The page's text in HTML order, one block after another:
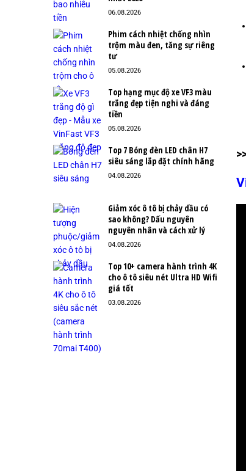
06.08.2026
Phim cách nhiệt chống nhìn
trộm màu đen, tăng sự riêng
tư
05.08.2026
Top hạng mục độ xe VF3 màu
trắng đẹp tiện nghi và đáng
tiền
05.08.2026
Top 7 Bóng đèn LED chân H7
siêu sáng lắp đặt chính hãng
04.08.2026
Giảm xóc ô tô bị chảy dầu có
sao không? Dấu nguyên
nguyên nhân và cách xử lý
04.08.2026
Top 10+ camera hành trình 4K
cho ô tô siêu nét Ultra HD Wifi
giá tốt
03.08.2026